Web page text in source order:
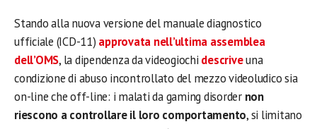
Stando alla nuova versione del manuale diagnostico
ufficiale (ICD-11) approvata nell’ultima assemblea
dell’OMS, la dipendenza da videogiochi descriveuna
condizione di abuso incontrollato del mezzo videoludico sia
on-line che off-line: i malati da gaming disorder non
riescono a controllare il loro comportamento, si limitano